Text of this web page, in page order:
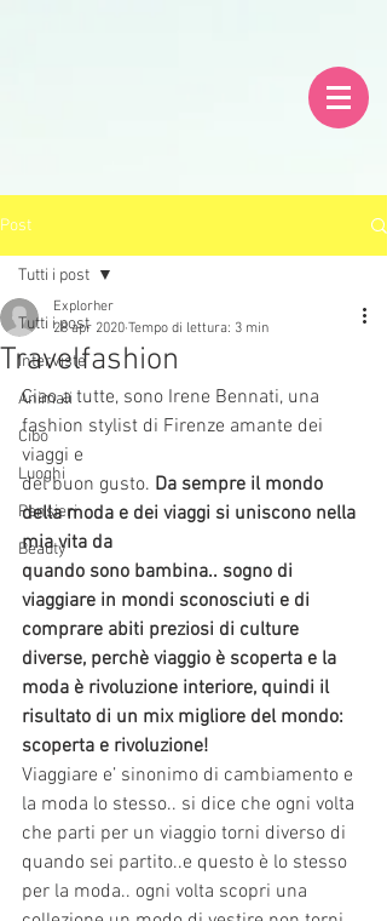
Post
Tutti i post
Interviste
Animali
Cibo
Luoghi
Pensieri
Beauty
Tutti i post
Travelfashion
Explorher
28 apr 2020 Tempo di lettura: 3 min
Ciao a tutte, sono Irene Bennati, una
fashion stylist di Firenze amante dei
viaggi e
del buon gusto. Da sempre il mondo
della moda e dei viaggi si uniscono nella
mia vita da
quando sono bambina.. sogno di
viaggiare in mondi sconosciuti e di
comprare abiti preziosi di culture
diverse, perchè viaggio è scoperta e la
moda è rivoluzione interiore, quindi il
risultato di un mix migliore del mondo:
scoperta e rivoluzione!
Viaggiare e’ sinonimo di cambiamento e
la moda lo stesso.. si dice che ogni volta
che parti per un viaggio torni diverso di
quando sei partito..e questo è lo stesso
per la moda.. ogni volta scopri una